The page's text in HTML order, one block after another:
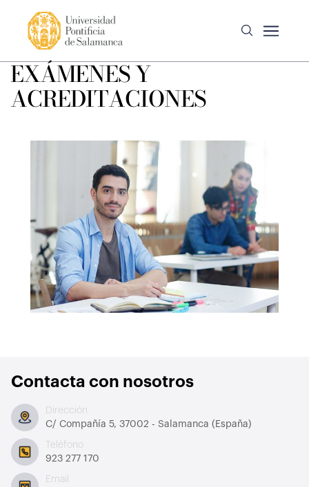
EXÁMENES Y
ACREDITACIONES
Contacta con nosotros
Dirección
C/ Compañía 5, 37002 - Salamanca (España)
Teléfono
923 277 170
Email